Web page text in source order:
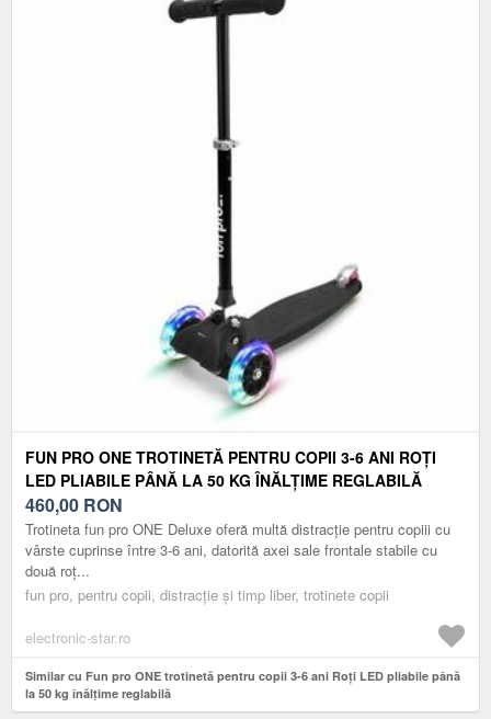
FUN PRO ONE TROTINETĂ PENTRU COPII 3-6 ANI ROȚI
LED PLIABILE PÂNĂ LA 50 KG ÎNĂLȚIME REGLABILĂ
460,00 RON
Trotineta fun pro ONE Deluxe oferă multă distracție pentru copiii cu
vârste cuprinse între 3-6 ani, datorită axei sale frontale stabile cu
două roț...
fun pro, pentru copii, distracție și timp liber, trotinete copii
electronic-star.ro
Similar cu Fun pro ONE trotinetă pentru copii 3-6 ani Roți LED pliabile până
la 50 kg înălțime reglabilă